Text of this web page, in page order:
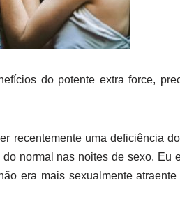
do potente extra force,
recentemente uma deficiência
normal nas noites de sexo. Eu
era mais sexualmente